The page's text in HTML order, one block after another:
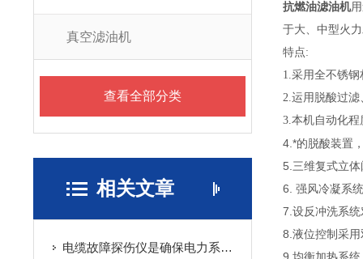
真空滤油机
查看全部分类
相关文章
电缆故障探伤仪是确保电力系统稳定运行的关键工具
抗燃油滤油机
于大、中型火
特点:
1.采用全不锈
2.运用脱酸过
3.本机自动化
4.*的脱酸装置
5.三维复式立
6. 强风冷凝系
7.设反冲洗系
8.液位控制采